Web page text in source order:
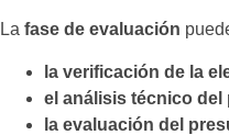
La fase de evaluación
la verificación de la
el análisis técnico
la evaluación del